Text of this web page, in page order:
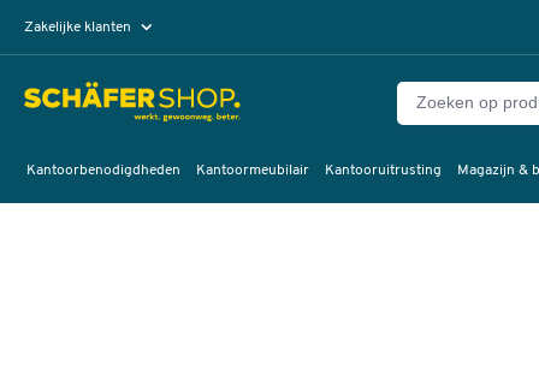
Zakelijke klanten
Kantoorbenodigdheden Kantoormeubilair Kantooruitrusting Magazijn &